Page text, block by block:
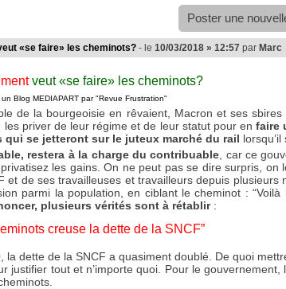
Poster une
«se faire» les cheminots? - le 10/03/2018 » 12:57 par Marc
veut «se faire» les cheminots?
Blog MEDIAPART par "Revue Frustration"
de la bourgeoisie en rêvaient, Macron et ses
les priver de leur régime et de leur statut pour en faire
qui se jetteront sur le juteux marché du rail
restera à la charge du contribuable , car ce
les gains. On ne peut pas se dire surpris,
et de ses travailleuses et travailleurs depuis
parmi la population, en ciblant le cheminot :
plusieurs vérités sont à rétablir :
creuse la dette de la SNCF”
la dette de la SNCF a quasiment doublé. De quoi
justifier tout et n’importe quoi. Pour le